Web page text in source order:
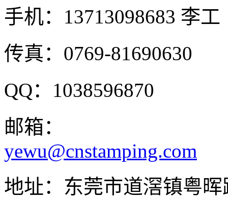
手机： 13713098683 李工
传真：0769-81690630
QQ：1038596870
邮箱：
yewu@cnstamping.com
地址：东莞市道滘镇粤晖